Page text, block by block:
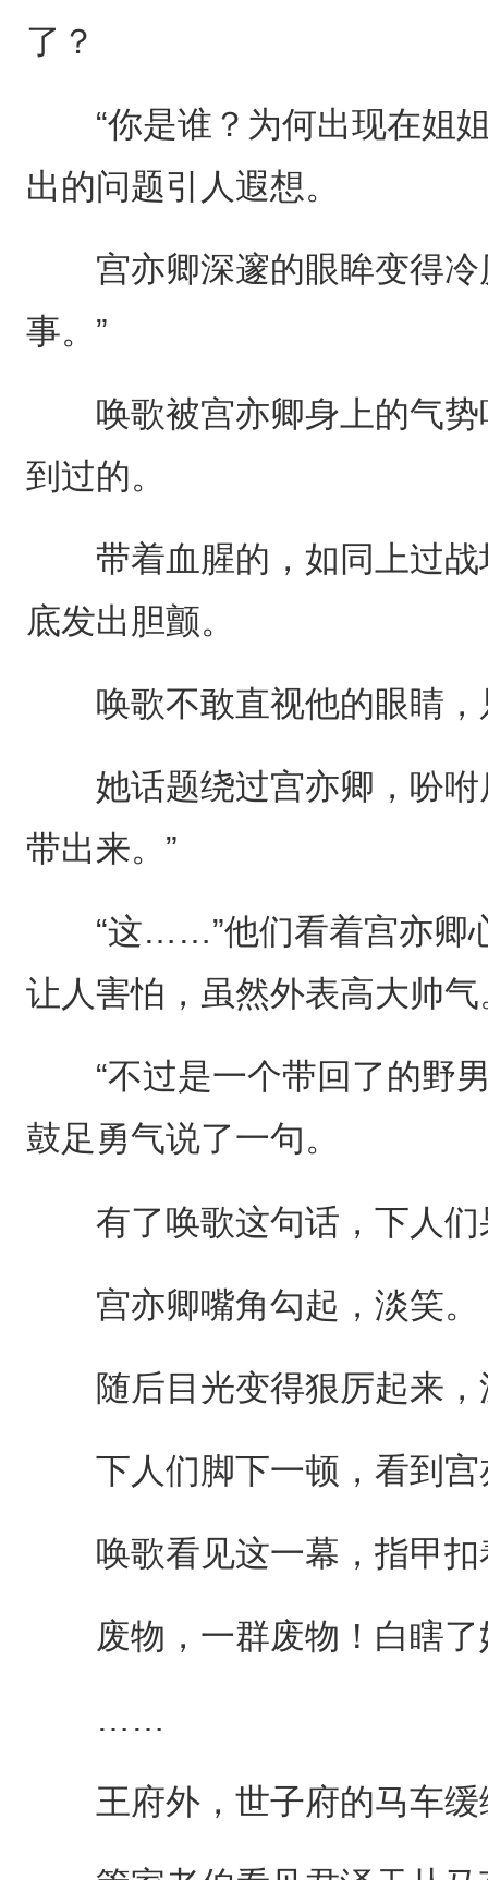
了？
“你是谁？为何出现在姐姐
出的问题引人遐想。
宫亦卿深邃的眼眸变得冷
事。”
唤歌被宫亦卿身上的气势
到过的。
带着血腥的，如同上过战
底发出胆颤。
唤歌不敢直视他的眼睛，
她话题绕过宫亦卿，吩咐
带出来。”
“这……”他们看着宫亦卿心
让人害怕，虽然外表高大帅气
“不过是一个带回了的野男
鼓足勇气说了一句。
有了唤歌这句话，下人们
宫亦卿嘴角勾起，淡笑。
随后目光变得狠厉起来，
下人们脚下一顿，看到宫
唤歌看见这一幕，指甲扣
废物，一群废物！白瞎了
……
王府外，世子府的马车缓